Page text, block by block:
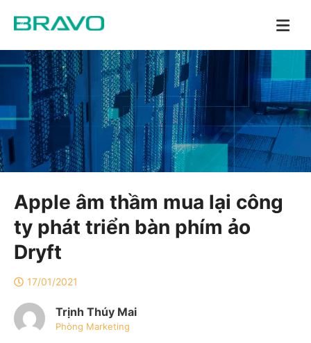
Apple âm thầm mua lại công
ty phát triển bàn phím ảo
Dryft
17/01/2021
Trịnh Thúy Mai
Phòng Marketing